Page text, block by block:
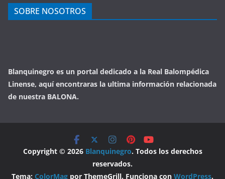
SOBRE NOSOTROS
Blanquinegro es un portal dedicado a la Real Balompédica
Linense, aquí encontraras la ultima información relacionada
de nuestra BALONA.
Copyright © 2026 Blanquinegro. Todos los derechos
reservados.
Tema: ColorMag por ThemeGrill. Funciona con WordPress.